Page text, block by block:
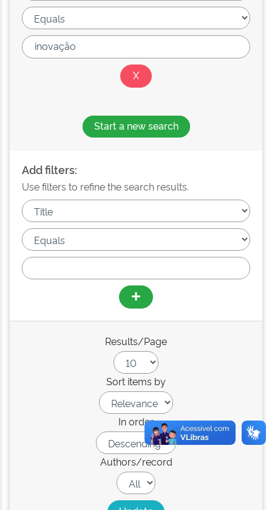
Start a new search
Add filters:
Use filters to refine the search results.
Results/Page
Sort items by
In order
Authors/record